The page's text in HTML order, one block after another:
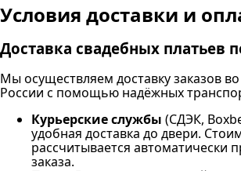
Условия доставки и
Доставка свадебных платьев
Мы осуществляем доставку заказов
России с помощью надёжных
Курьерские службы (СДЭК,
удобная доставка до двери.
рассчитывается автоматически
заказа.